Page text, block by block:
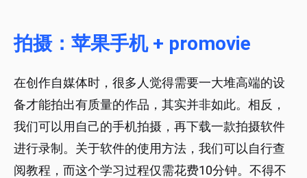
拍摄：苹果手机 + promovie
在创作自媒体时，很多人觉得需要一大堆高端的设
备才能拍出有质量的作品，其实并非如此。相反，
我们可以用自己的手机拍摄，再下载一款拍摄软件
进行录制。关于软件的使用方法，我们可以自行查
阅教程，而这个学习过程仅需花费10分钟。不得不